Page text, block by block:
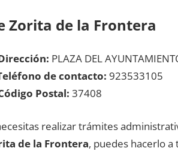
Zorita dе la Frontera
PLAZA DEL
dе contacto: 923533105
Postal: 37408
realizar trámites
dе la Frontera, puedes hacerlo